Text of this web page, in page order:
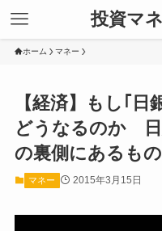
投資マ
ホーム マネー
【経済】もし｢
どうなるのか 日
の裏側にあるもの
マネー 2015年3月15日